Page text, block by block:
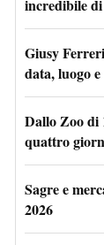
incredibile
Giusy
data, luogo
Dallo Zoo di
quattro
Sagre e
2026